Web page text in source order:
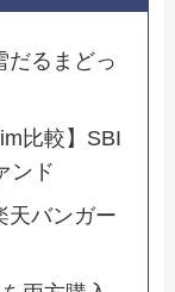
だるまどっ
比較】SBI
ンド
天バンガー